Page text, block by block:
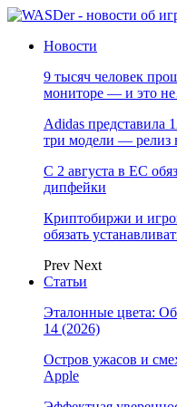
Новости
9 тысяч человек
мониторе — и это
Adidas представила
три модели — релиз
С 2 августа в ЕС
дипфейки
Криптобиржи и
обязать
Prev Next
Статьи
Эталонные цвета:
14 (2026)
Остров ужасов и
Apple